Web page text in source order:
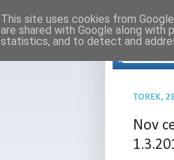
TOREK,
Nov
This site uses cookies from
are shared with Google along
statistics, and to detect and